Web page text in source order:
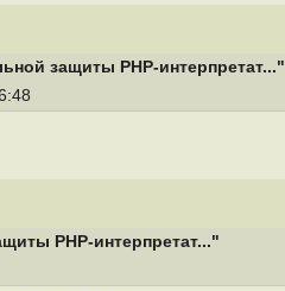
защиты PHP-интерпретат..."
PHP-интерпретат..."